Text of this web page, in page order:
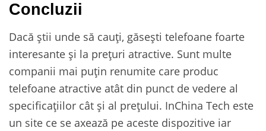
Concluzii
Dacă știi unde să cauți, găsești telefoane foarte
interesante și la prețuri atractive. Sunt multe
companii mai puțin renumite care produc
telefoane atractive atât din punct de vedere al
specificațiilor cât și al prețului. InChina Tech este
un site ce se axează pe aceste dispozitive iar